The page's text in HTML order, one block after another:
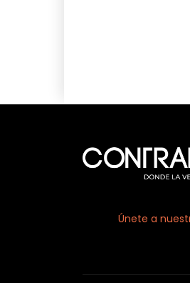
Únete a